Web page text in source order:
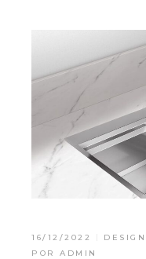
16/12/2022 DESIGN
PORADMIN